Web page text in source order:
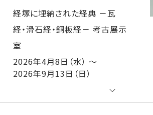
経塚に埋納された経典 －瓦経・滑石経・銅板経－ 考古展示室
2026年4月8日（水） ～
2026年9月13日（日）